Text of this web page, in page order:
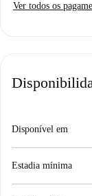
Ver todos os
Disponível em
Estadia mínima